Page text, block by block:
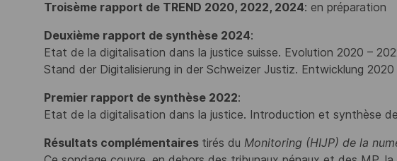
Troisème rapport de TREND 2020, 2022, 2024: en préparation
Deuxième rapport de synthèse 2024:
Etat de la digitalisation dans la justice suisse. Evolution 2020 –
Stand der Digitalisierung in der Schweizer Justiz. Entwicklung
Premier rapport de synthèse 2022:
Etat de la digitalisation dans la justice. Introduction et synthèse
Résultats complémentaires tirés du Monitoring (HIJP) de la